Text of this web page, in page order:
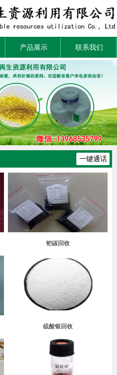
产品展示 联系我们
一键通话
钯碳回收
硫酸银回收